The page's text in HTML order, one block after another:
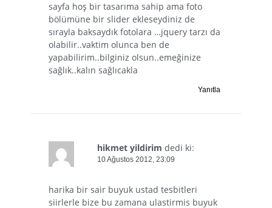
sayfa hoş bir tasarıma sahip ama foto
bölümüne bir slider ekleseydiniz de
sırayla baksaydık fotolara …jquery tarzı da
olabilir..vaktim olunca ben de
yapabilirim..bilginiz olsun..emeğinize
sağlık..kalın sağlıcakla
Yanıtla
hikmet yildirim dedi ki:
10 Ağustos 2012, 23:09
harika bir sair buyuk ustad tesbitleri
siirlerle bize bu zamana ulastirmis buyuk